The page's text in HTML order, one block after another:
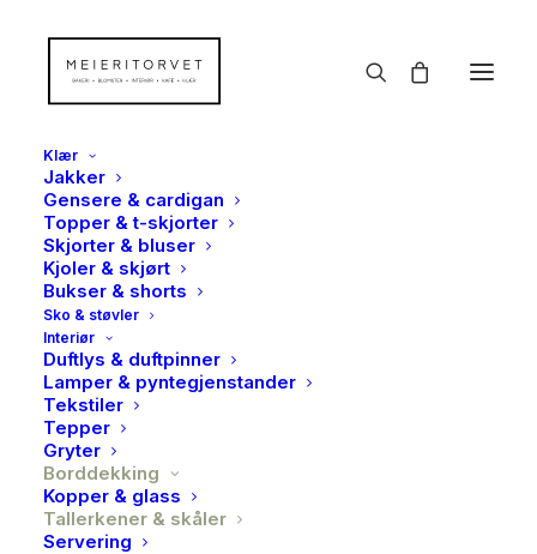
Klær
Jakker
Gensere & cardigan
Topper & t-skjorter
Skjorter & bluser
Kjoler & skjørt
Bukser & shorts
Sko & støvler
Interiør
Duftlys & duftpinner
Lamper & pyntegjenstander
Tekstiler
Tepper
Gryter
Borddekking
Kopper & glass
Tallerkener & skåler
Servering